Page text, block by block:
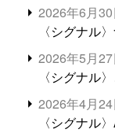
2026年6月30
〈シグナル
2026年5月27
〈シグナル
2026年4月24
〈シグナル